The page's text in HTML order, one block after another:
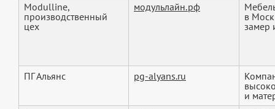
Modulline,
производственный
цех
модульлайн.рф
в
замер
ПГ Альянс pg-alyans.ru
и